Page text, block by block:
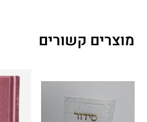
מוצרים קשורים